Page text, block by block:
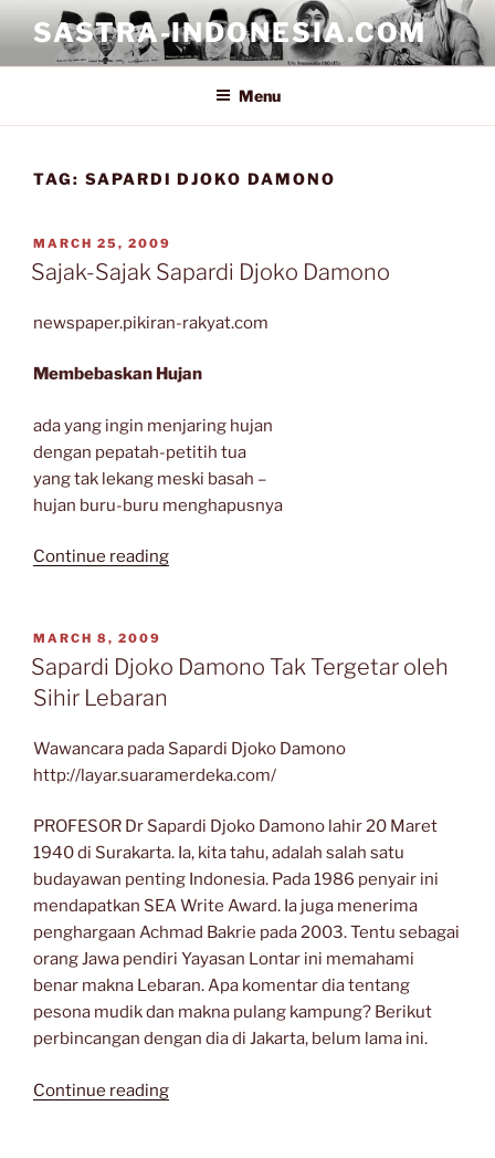
content
SASTRA-INDONESIA.COM
Menu
TAG: SAPARDI DJOKO DAMONO
POSTED
ON
MARCH 25, 2009
Sajak-Sajak Sapardi Djoko Damono
newspaper.pikiran-rakyat.com
Membebaskan Hujan
ada yang ingin menjaring hujan
dengan pepatah-petitih tua
yang tak lekang meski basah –
hujan buru-buru menghapusnya
Continue reading“Sajak-
Damono”
POSTED
ON
MARCH 8, 2009
Sapardi Djoko Damono Tak Tergetar oleh
Sihir Lebaran
Wawancara pada Sapardi Djoko Damono
http://layar.suaramerdeka.com/
PROFESOR Dr Sapardi Djoko Damono lahir 20 Maret
1940 di Surakarta. Ia, kita tahu, adalah salah satu
budayawan penting Indonesia. Pada 1986 penyair ini
mendapatkan SEA Write Award. Ia juga menerima
penghargaan Achmad Bakrie pada 2003. Tentu sebagai
orang Jawa pendiri Yayasan Lontar ini memahami
benar makna Lebaran. Apa komentar dia tentang
pesona mudik dan makna pulang kampung? Berikut
perbincangan dengan dia di Jakarta, belum lama ini.
Continue reading“Sapardi